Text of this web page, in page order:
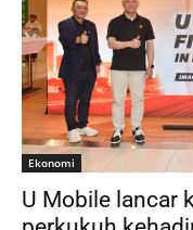
Ekonomi
U Mobile lancar